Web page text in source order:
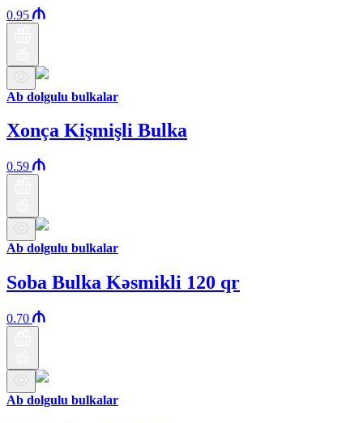
0.95
Ab dolgulu bulkalar
Xonça Kişmişli Bulka
0.59
Ab dolgulu bulkalar
Soba Bulka Kəsmikli 120 qr
0.70
Ab dolgulu bulkalar